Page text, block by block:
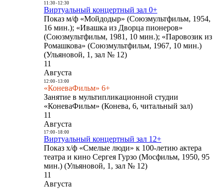
11:30- 12:30
Виртуальный концертный зал 0+
Показ м/ф «Мойдодыр» (Союзмультфильм, 1954,
16 мин.); «Ивашка из Дворца пионеров»
(Союзмультфильм, 1981, 10 мин.); «Паровозик из
Ромашкова» (Союзмультфильм, 1967, 10 мин.)
(Ульяновой, 1, зал № 12)
11
Августа
12:00- 13:00
«КоневаФильм» 6+
Занятие в мультипликационной студии
«КоневаФильм» (Конева, 6, читальный зал)
11
Августа
17:00- 18:00
Виртуальный концертный зал 12+
Показ х/ф «Смелые люди» к 100-летию актера
театра и кино Сергея Гурзо (Мосфильм, 1950, 95
мин.) (Ульяновой, 1, зал № 12)
11
Августа